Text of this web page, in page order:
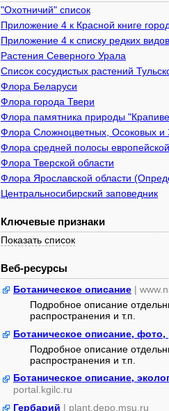
"Охотничий" список
Приложение 4 к Красной книге
Приложение 4 к списку редких
Растения Северного Урала
Список сосудистых растений
Флора Беларуси
Флора города Твери
Флора памятника природы
Флора Сложноцветных, Осоковых и
Флора средней полосы
Флора Тверской области
Флора Ярославской области
Центральносибирский заповедник
Ключевые признаки
Показать список
Веб-ресурсы
Ботаническое описание |
Подробное описание
распространения и т.п.
Ботаническое описание, фото,
Подробное описание
распространения и т.п.
Ботаническое описание,
portal.kgilc.ru
Гербарий | plant.depo.msu.ru